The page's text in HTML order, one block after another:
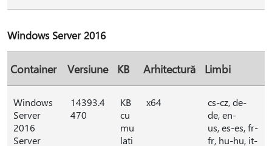
Windows Server 2016
Container Versiune KB Arhitectură Limbi
Windows
Server
2016
Server
14393.4
470
KB
cu
mu
lati
x64
cs-cz, de-
de, en-
us, es-es, fr-
fr, hu-hu, it-